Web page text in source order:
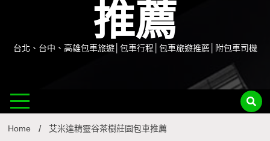
推薦
台北、台中、高雄包車旅遊│包車行程│包車旅遊推薦│附包車司機
Home 艾米達精靈谷茶樹莊園包車推薦